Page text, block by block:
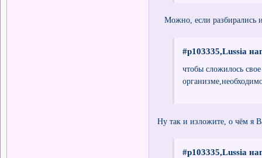
Можно, если разбирались
#p103335,Lussia
чтобы сложилось
Ну так и изложите, о чём я
#p103335,Lussia